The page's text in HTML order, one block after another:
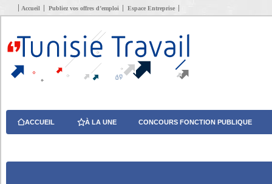
Accueil Publiez vos offres d’emploi Espace Entreprise
ACCUEIL À LA UNE CONCOURS FONCTION PUBLIQUE